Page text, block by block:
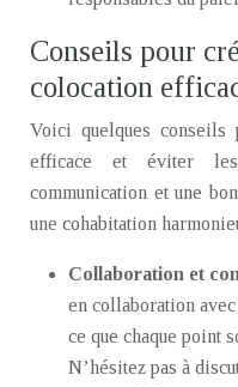
Conseils pour
colocation
Voici quelques
efficace et éviter
communication et une
une cohabitation
Collaboration et
en collaboration
ce que chaque point
N’hésitez pas à